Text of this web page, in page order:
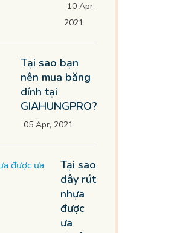
10 Apr,
2021
Tại sao bạn
nên mua băng
dính tại
GIAHUNGPRO?
05 Apr, 2021
Tại sao
dây rút
nhựa
được
ưa